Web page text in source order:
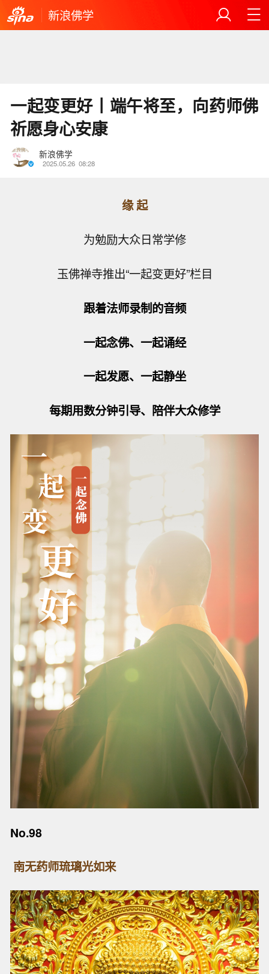
新浪佛学
一起变更好丨端午将至，向药师佛
祈愿身心安康
新浪佛学
2025.05.26 08:28
缘 起
为勉励大众日常学修
玉佛禅寺推出“一起变更好”栏目
跟着法师录制的音频
一起念佛、一起诵经
一起发愿、一起静坐
每期用数分钟引导、陪伴大众修学
No.98
南无药师琉璃光如来